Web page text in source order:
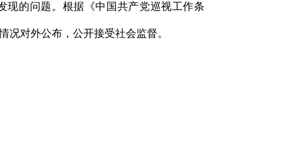
现的问题。根据《中国共产党巡视工作条
况对外公布，公开接受社会监督。